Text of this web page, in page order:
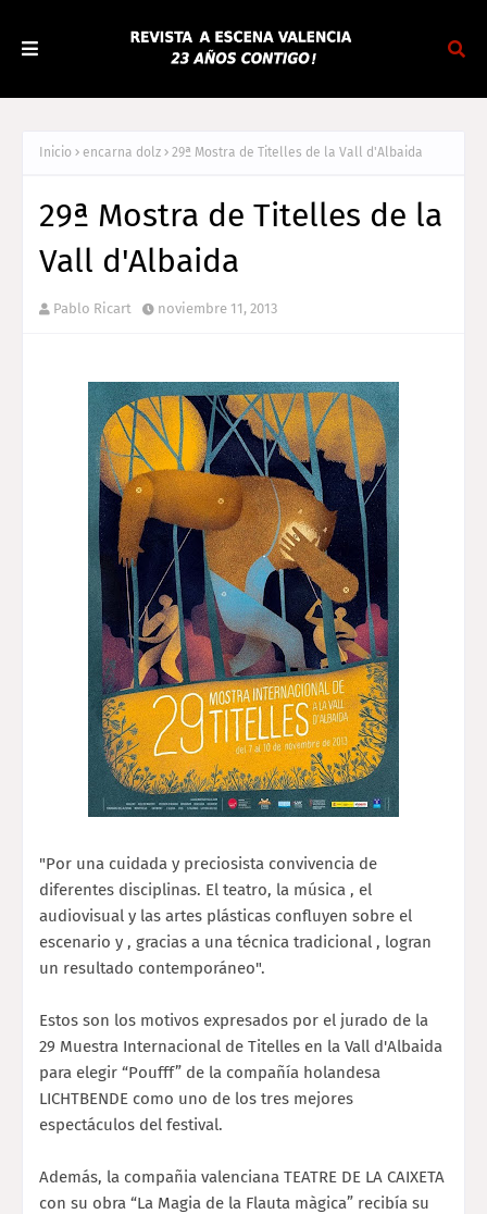
Inicio encarna dolz 29ª Mostra de Titelles de la Vall d'Albaida
29ª Mostra de Titelles de la
Vall d'Albaida
Pablo Ricart noviembre 11, 2013
"Por una cuidada y preciosista convivencia de
diferentes disciplinas. El teatro, la música , el
audiovisual y las artes plásticas confluyen sobre el
escenario y , gracias a una técnica tradicional , logran
un resultado contemporáneo".
Estos son los motivos expresados por el jurado de la
29 Muestra Internacional de Titelles en la Vall d'Albaida
para elegir “Poufff” de la compañía holandesa
LICHTBENDE como uno de los tres mejores
espectáculos del festival.
Además, la compañia valenciana TEATRE DE LA CAIXETA
con su obra “La Magia de la Flauta màgica” recibía su